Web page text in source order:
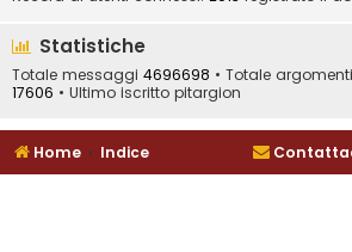
Statistiche
Totale messaggi 4696698 • Totale argomenti
17606 • Ultimo iscritto pitargion
Home Indice